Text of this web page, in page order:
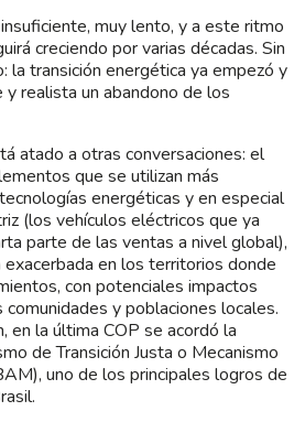
muy lento, y a este ritmo
creciendo por varias décadas. Sin
la transición energética ya empezó y
y realista un abandono de los
atado a otras conversaciones: el
que se utilizan más
energéticas y en especial
(los vehículos eléctricos que ya
parte de las ventas a nivel global),
exacerbada en los territorios donde
con potenciales impactos
y poblaciones locales.
en la última COP se acordó la
de Transición Justa o Mecanismo
uno de los principales logros de